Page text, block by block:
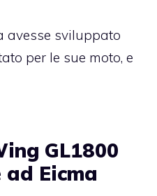
avesse sviluppato
per le sue moto, e
GL1800
Eicma